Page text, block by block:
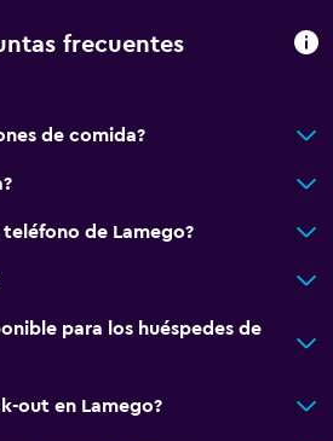
(bajo petición)
frecuentes
de comida?
teléfono de Lamego?
para los huéspedes de
out en Lamego?